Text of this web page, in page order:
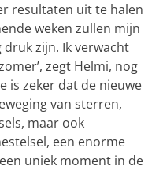
resultaten uit te halen
weken zullen mijn
zijn. Ik verwacht
zegt Helmi, nog
is zeker dat de nieuwe
van sterren,
maar ook
een enorme
uniek moment in de